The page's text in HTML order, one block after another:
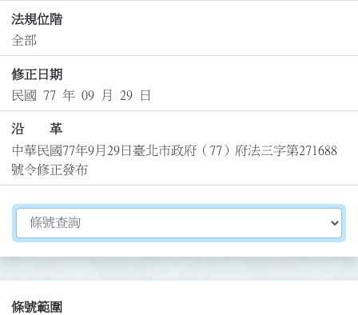
法規位階
全部
修正日期
民國 77 年 09 月 29 日
沿 革
中華民國77年9月29日臺北市政府（77）府法三字第271688
號令修正發布
切換選擇法規資訊內容
條號範圍